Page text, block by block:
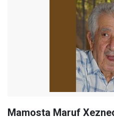
Mamosta Maruf